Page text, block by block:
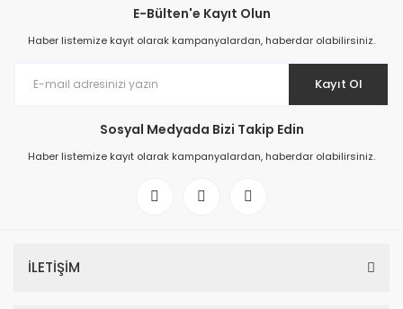
E-Bülten'e Kayıt Olun
Haber listemize kayıt olarak kampanyalardan, haberdar olabilirsiniz.
Kayıt Ol
Sosyal Medyada Bizi Takip Edin
Haber listemize kayıt olarak kampanyalardan, haberdar olabilirsiniz.
İLETİŞİM